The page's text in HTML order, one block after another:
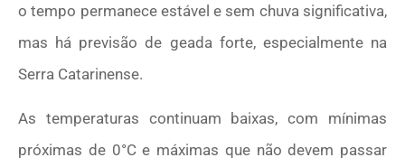
o tempo permanece estável e sem chuva significativa,
mas há previsão de geada forte, especialmente na
Serra Catarinense.
As temperaturas continuam baixas, com mínimas
próximas de 0°C e máximas que não devem passar